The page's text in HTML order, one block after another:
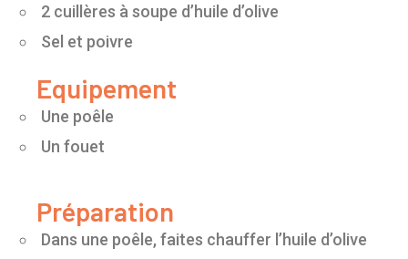
2 cuillères à soupe d’huile d’olive
Sel et poivre
Equipement
Une poêle
Un fouet
Préparation
Dans une poêle, faites chauffer l’huile d’olive